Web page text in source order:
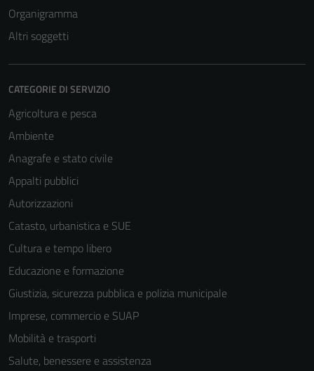
Organigramma
Altri soggetti
CATEGORIE DI SERVIZIO
Agricoltura e pesca
Ambiente
Anagrafe e stato civile
Appalti pubblici
Autorizzazioni
Catasto, urbanistica e SUE
Cultura e tempo libero
Educazione e formazione
Giustizia, sicurezza pubblica e polizia municipale
Imprese, commercio e SUAP
Mobilità e trasporti
Salute, benessere e assistenza